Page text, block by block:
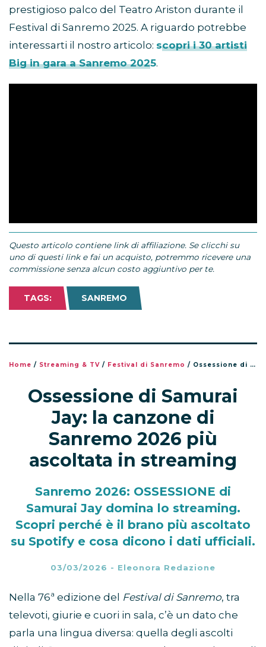
prestigioso palco del Teatro Ariston durante il
Festival di Sanremo 2025. A riguardo potrebbe
interessarti il nostro articolo: scopri i 30 artisti
Big in gara a Sanremo 2025.
Questo articolo contiene link di affiliazione. Se clicchi su
uno di questi link e fai un acquisto, potremmo ricevere una
commissione senza alcun costo aggiuntivo per te.
TAGS: SANREMO
Home / Streaming & TV / Festival di Sanremo / Ossessione di Samurai Jay: la canzone di Sanremo 2026 più ascoltata in streaming
Ossessione di Samurai
Jay: la canzone di
Sanremo 2026 più
ascoltata in streaming
Sanremo 2026: OSSESSIONE di
Samurai Jay domina lo streaming.
Scopri perché è il brano più ascoltato
su Spotify e cosa dicono i dati ufficiali.
03/03/2026 - Eleonora Redazione
Nella 76ª edizione del Festival di Sanremo, tra
televoti, giurie e cuori in sala, c’è un dato che
parla una lingua diversa: quella degli ascolti